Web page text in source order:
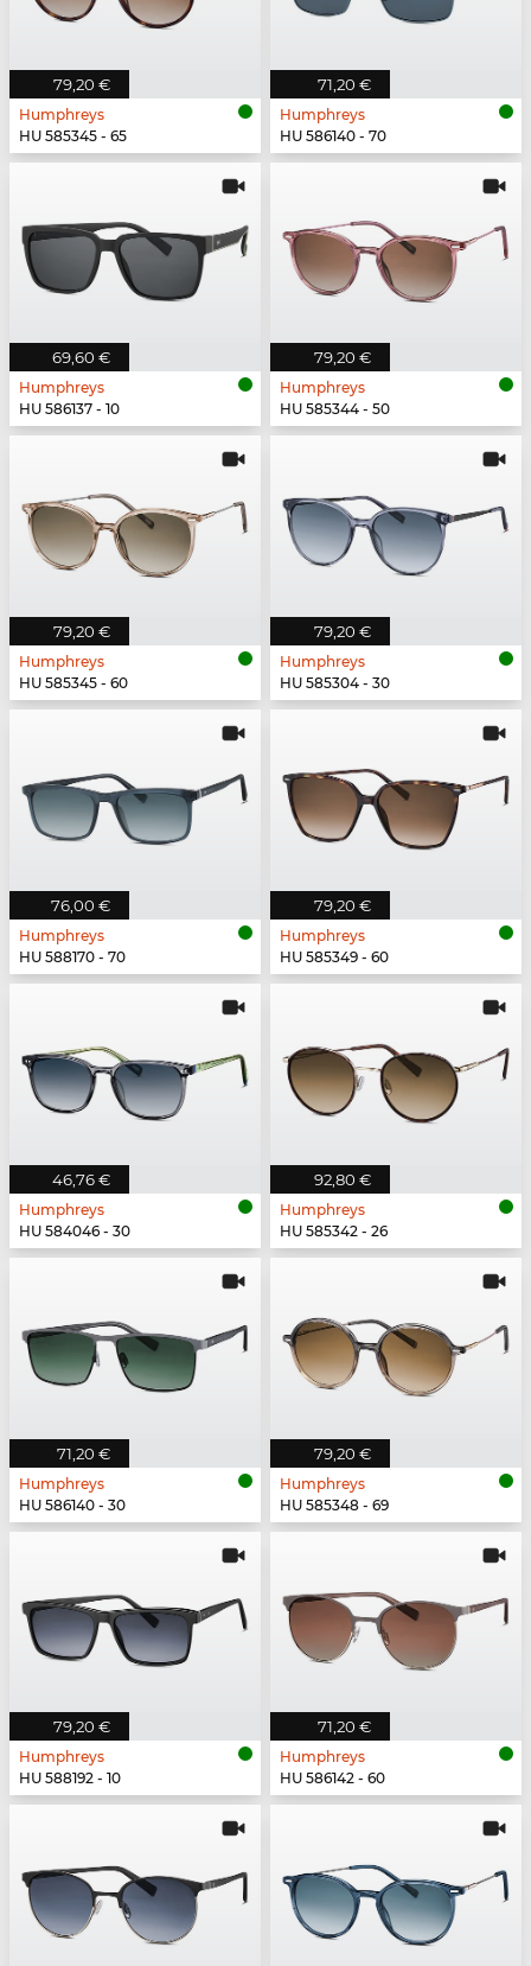
79,20 €
Humphreys
HU 585345 - 65
71,20 €
Humphreys
HU 586140 - 70
69,60 €
Humphreys
HU 586137 - 10
79,20 €
Humphreys
HU 585344 - 50
79,20 €
Humphreys
HU 585345 - 60
79,20 €
Humphreys
HU 585304 - 30
76,00 €
Humphreys
HU 588170 - 70
79,20 €
Humphreys
HU 585349 - 60
46,76 €
Humphreys
HU 584046 - 30
92,80 €
Humphreys
HU 585342 - 26
71,20 €
Humphreys
HU 586140 - 30
79,20 €
Humphreys
HU 585348 - 69
79,20 €
Humphreys
HU 588192 - 10
71,20 €
Humphreys
HU 586142 - 60